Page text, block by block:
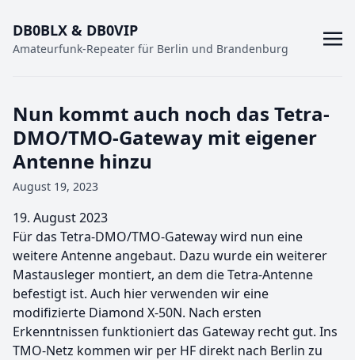
DB0BLX & DB0VIP
Amateurfunk-Repeater für Berlin und Brandenburg
Nun kommt auch noch das Tetra-
DMO/TMO-Gateway mit eigener
Antenne hinzu
August 19, 2023
19. August 2023
Für das Tetra-DMO/TMO-Gateway wird nun eine
weitere Antenne angebaut. Dazu wurde ein weiterer
Mastausleger montiert, an dem die Tetra-Antenne
befestigt ist. Auch hier verwenden wir eine
modifizierte Diamond X-50N. Nach ersten
Erkenntnissen funktioniert das Gateway recht gut. Ins
TMO-Netz kommen wir per HF direkt nach Berlin zu